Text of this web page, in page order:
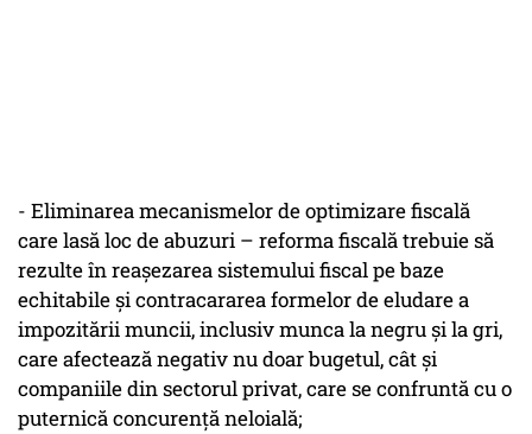
- Eliminarea mecanismelor de optimizare fiscală
care lasă loc de abuzuri – reforma fiscală trebuie să
rezulte în reașezarea sistemului fiscal pe baze
echitabile și contracararea formelor de eludare a
impozitării muncii, inclusiv munca la negru și la gri,
care afectează negativ nu doar bugetul, cât și
companiile din sectorul privat, care se confruntă cu o
puternică concurență neloială;